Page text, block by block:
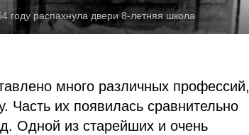
году распахнула двери 8-летняя школа
много различных профессий,
Часть их появилась сравнительно
Одной из старейших и очень